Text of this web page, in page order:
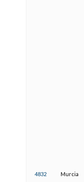
4832 Murcia